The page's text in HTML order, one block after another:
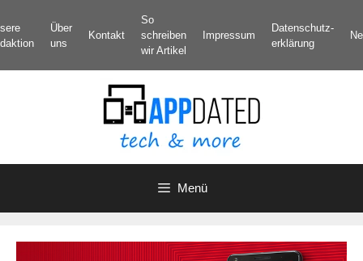
Inhalt
springen
Über
uns
Kontakt
So
schreiben
wir Artikel
Impressum
Datenschutz­
erklärung
Menü